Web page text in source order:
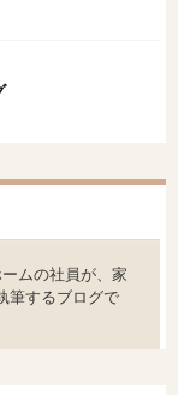
ムの社員が、家
筆するブログで